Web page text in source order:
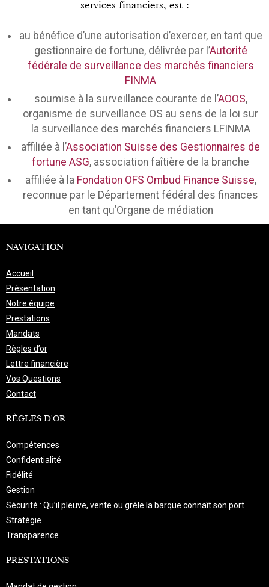
services financiers, est :
au bénéfice d’une autorisation d’exercer, en tant que
gestionnaire de fortune, délivrée par l’Autorité
fédérale de surveillance des marchés financiers
FINMA
soumise à la surveillance courante de l’AOOS,
organisme de surveillance OS au sens de la loi sur
la surveillance des marchés financiers LFINMA
affiliée à l’Association Suisse des Gestionnaires de
fortune ASG, association faîtière de la branche
affiliée à la Fondation OFS Ombud Finance Suisse,
reconnue par le Département fédéral des finances
en tant qu’Organe de médiation
NAVIGATION
Accueil
Présentation
Notre équipe
Prestations
Mandats
Règles d’or
Lettre financière
Vos Questions
Contact
RÈGLES D'OR
Compétences
Confidentialité
Fidélité
Gestion
Sécurité : Qu’il pleuve, vente ou grêle la barque connaît son port
Stratégie
Transparence
PRESTATIONS